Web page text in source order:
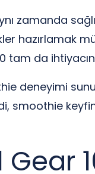
hazırlamak
tam da
deneyimi
Gear